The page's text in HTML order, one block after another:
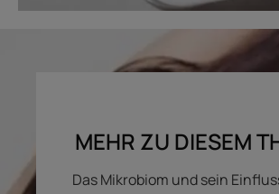
MEHR ZU DIESEM
Das Mikrobiom und sein